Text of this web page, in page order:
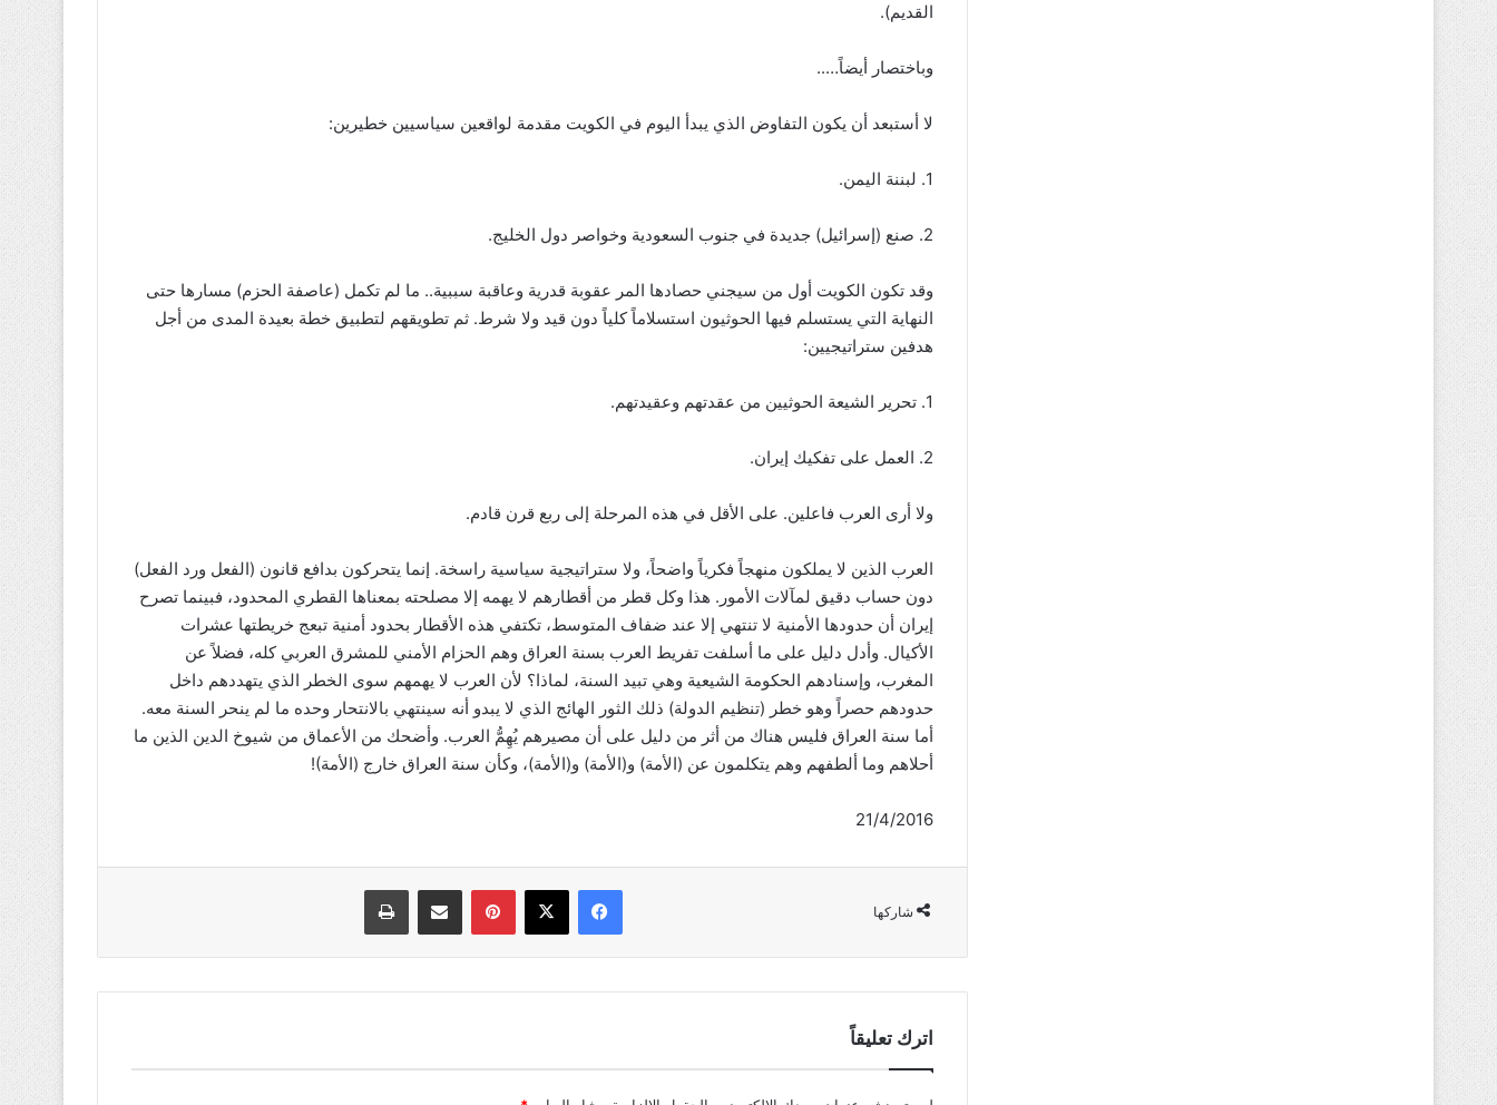
القديم).
وباختصار أيضاً…..
لا أستبعد أن يكون التفاوض الذي يبدأ اليوم في الكويت مقدمة لواقعين سياسيين خطيرين:
1. لبننة اليمن.
2. صنع (إسرائيل) جديدة في جنوب السعودية وخواصر دول الخليج.
وقد تكون الكويت أول من سيجني حصادها المر عقوبة قدرية وعاقبة سببية.. ما لم تكمل (عاصفة الحزم) مسارها حتى
النهاية التي يستسلم فيها الحوثيون استسلاماً كلياً دون قيد ولا شرط. ثم تطويقهم لتطبيق خطة بعيدة المدى من أجل
هدفين ستراتيجيين:
1. تحرير الشيعة الحوثيين من عقدتهم وعقيدتهم.
2. العمل على تفكيك إيران.
ولا أرى العرب فاعلين. على الأقل في هذه المرحلة إلى ربع قرن قادم.
العرب الذين لا يملكون منهجاً فكرياً واضحاً، ولا ستراتيجية سياسية راسخة. إنما يتحركون بدافع قانون (الفعل ورد الفعل)
دون حساب دقيق لمآلات الأمور. هذا وكل قطر من أقطارهم لا يهمه إلا مصلحته بمعناها القطري المحدود، فبينما تصرح
إيران أن حدودها الأمنية لا تنتهي إلا عند ضفاف المتوسط، تكتفي هذه الأقطار بحدود أمنية تبعج خريطتها عشرات
الأكيال. وأدل دليل على ما أسلفت تفريط العرب بسنة العراق وهم الحزام الأمني للمشرق العربي كله، فضلاً عن
المغرب، وإسنادهم الحكومة الشيعية وهي تبيد السنة، لماذا؟ لأن العرب لا يهمهم سوى الخطر الذي يتهددهم داخل
حدودهم حصراً وهو خطر (تنظيم الدولة) ذلك الثور الهائج الذي لا يبدو أنه سينتهي بالانتحار وحده ما لم ينحر السنة معه.
أما سنة العراق فليس هناك من أثر من دليل على أن مصيرهم يُهِمُّ العرب. وأضحك من الأعماق من شيوخ الدين الذين ما
أحلاهم وما ألطفهم وهم يتكلمون عن (الأمة) و(الأمة) و(الأمة)، وكأن سنة العراق خارج (الأمة)!
21/4/2016
شاركها
فيسبوك ‫X بينتيريست
اترك تعليقاً